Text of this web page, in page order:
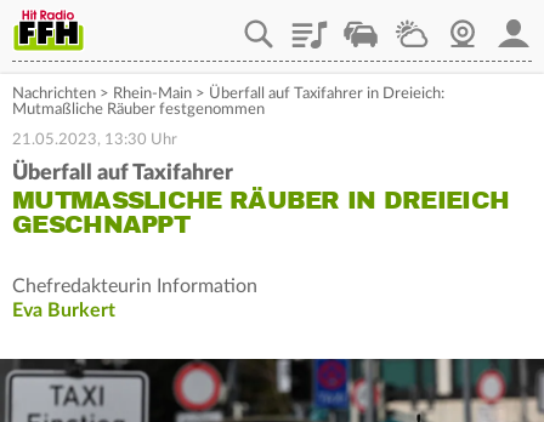
PlaylistStaupilotWetterWebcam
Nachrichten > Rhein-Main > Überfall auf Taxifahrer in Dreieich:
Mutmaßliche Räuber festgenommen
21.05.2023, 13:30 Uhr
Überfall auf Taxifahrer
MUTMASSLICHE RÄUBER IN DREIEICH G
ESCHNAPPT
Chefredakteurin Information
Eva Burkert